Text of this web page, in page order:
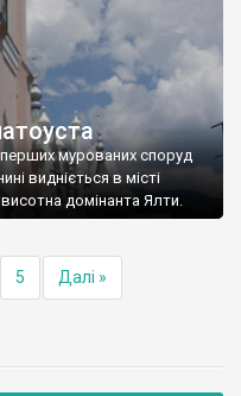
мурованих споруд
видніється в місті
домінанта Ялти.
5 Далі »